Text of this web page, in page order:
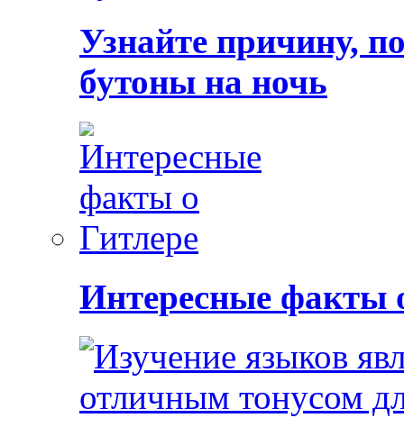
Узнайте причину,
бутоны на ночь
Интересные факты